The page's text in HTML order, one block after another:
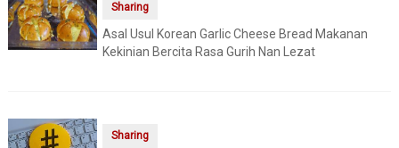
Sharing
Asal Usul Korean Garlic Cheese Bread Makanan
Kekinian Bercita Rasa Gurih Nan Lezat
Sharing